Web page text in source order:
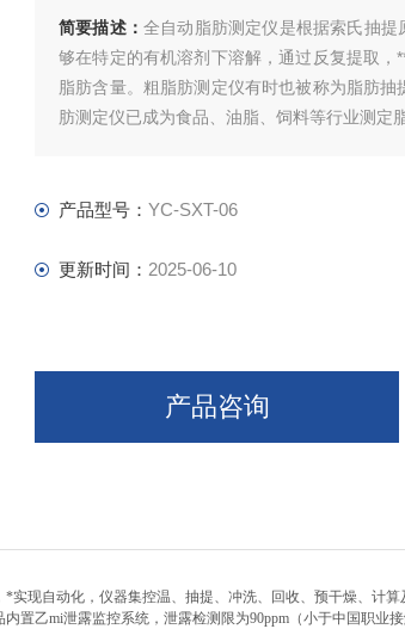
简要描述： 全自动脂肪测定仪是根据索氏抽
够在特定的有机溶剂下溶解，通过反复提取
脂肪含量。粗脂肪测定仪有时也被称为脂肪
肪测定仪已成为食品、油脂、饲料等行业测定
产品型号： YC-SXT-06
更新时间： 2025-06-10
产品咨询
*实现自动化，仪器集控温、抽提、冲洗、回收、预干燥、计算
内置乙mi泄露监控系统，泄露检测限为90ppm（小于中国职业